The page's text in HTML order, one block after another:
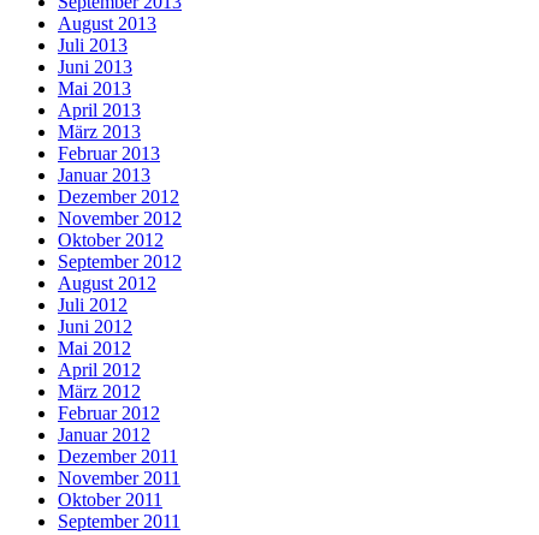
August 2013
Juli 2013
Juni 2013
Mai 2013
April 2013
März 2013
Februar 2013
Januar 2013
Dezember 2012
November 2012
Oktober 2012
September 2012
August 2012
Juli 2012
Juni 2012
Mai 2012
April 2012
März 2012
Februar 2012
Januar 2012
Dezember 2011
November 2011
Oktober 2011
September 2011